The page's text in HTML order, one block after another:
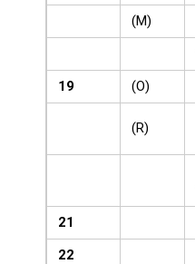
(M)
19
(O)
(R)
21
22